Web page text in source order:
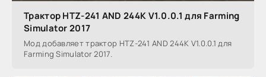
Трактор HTZ-241 AND 244K V1.0.0.1 для Farming
Simulator 2017
Мод добавляет трактор HTZ-241 AND 244K V1.0.0.1 для
Farming Simulator 2017.